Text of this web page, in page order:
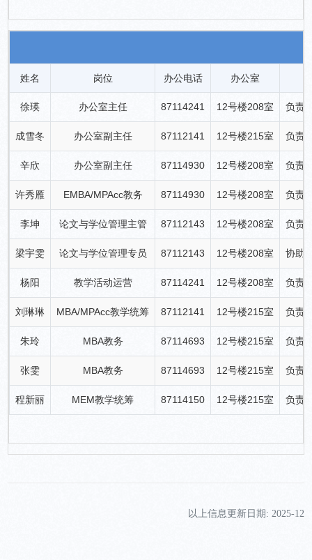
姓名 岗位 办公电话 办公室
徐瑛 办公室主任 87114241 12号楼208室 负责
成雪冬 办公室副主任 87112141 12号楼215室 负责
辛欣 办公室副主任 87114930 12号楼208室 负责
许秀雁 EMBA/MPAcc教务 87114930 12号楼208室 负责
李坤 论文与学位管理主管 87112143 12号楼208室 负责
梁宇雯 论文与学位管理专员 87112143 12号楼208室 协助
杨阳 教学活动运营 87114241 12号楼208室 负责
刘琳琳 MBA/MPAcc教学统筹 87112141 12号楼215室 负责
朱玲 MBA教务 87114693 12号楼215室 负责
张雯 MBA教务 87114693 12号楼215室 负责
程新丽 MEM教学统筹 87114150 12号楼215室 负责
以上信息更新日期: 2025-12